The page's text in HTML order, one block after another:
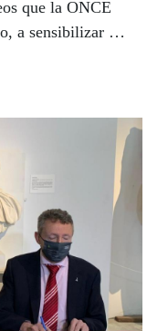
que la ONCE
a sensibilizar a
que sepamos -
para mejor. La
nuestras